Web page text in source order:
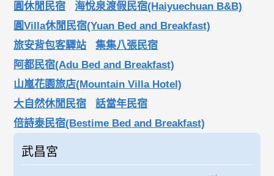
圓休閒民宿
海悅泉渡假民宿(Haiyuechuan B&B)
圓Villa休閒民宿(Yuan Bed and Breakfast)
旅安背包客驛站
集集八張民宿
阿都民宿(Adu Bed and Breakfast)
山嵐花園旅店(Mountain Villa Hotel)
大自然休閒民宿
話當年民宿
倍詩泰民宿(Bestime Bed and Breakfast)
武昌宮